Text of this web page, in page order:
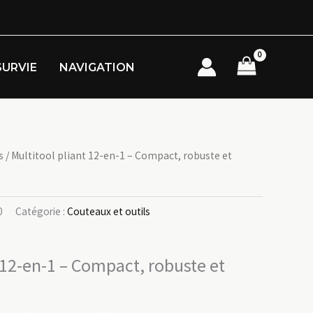
NAVIGATION
/ Multitool pliant 12-en-1 – Compact, robuste et
Catégorie : Couteaux et outils
en-1 – Compact, robuste et